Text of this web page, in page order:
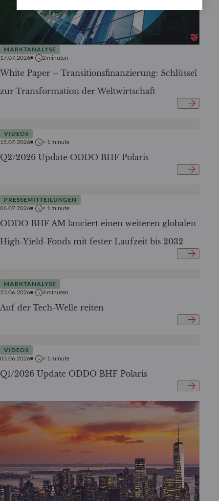
MARKTANALYSE
17.07.2026
2 minuten
White Paper – Transitionsfinanzierung: Schlüssel
zur Transformation der Weltwirtschaft
VIDEOS
15.07.2026
< 1 minute
Q2/2026 Update ODDO BHF Polaris
PRESSEMITTEILUNGEN
06.07.2026
< 1 minute
ODDO BHF AM lanciert einen weiteren globalen
High-Yield-Fonds mit fester Laufzeit bis 2032
MARKTANALYSE
23.06.2026
4 minuten
Auf der Tech-Welle reiten
VIDEOS
03.06.2026
< 1 minute
Q1/2026 Update ODDO BHF Polaris